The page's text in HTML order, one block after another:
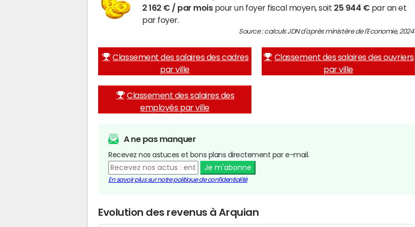
2 162 € / par moispour un foyer fiscal moyen, soit 25 944 € par an et
par foyer.
Source : calculs JDN d'après ministère de l'Economie, 2024
Classement des salaires des cadres
par ville
Classement des salaires des ouvriers
par ville
Classement des salaires des
employés par ville
A ne pas manquer
Recevez nos astuces et bons plans directement par e-mail.
Je m'abonne
En savoir plus sur notre politique de confidentialité
Evolution des revenus à Arquian